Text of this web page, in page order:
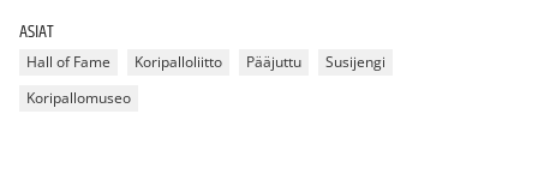
ASIAT
Hall of Fame Koripalloliitto Pääjuttu
Susijengi
Koripallomuseo